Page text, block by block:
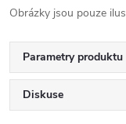
Obrázky jsou pouze
Parametry produktu
Diskuse